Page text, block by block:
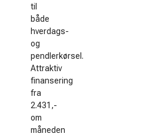
til
både
hverdags-
og
pendlerkørsel.
Attraktiv
finansering
fra
2.431,-
om
måneden